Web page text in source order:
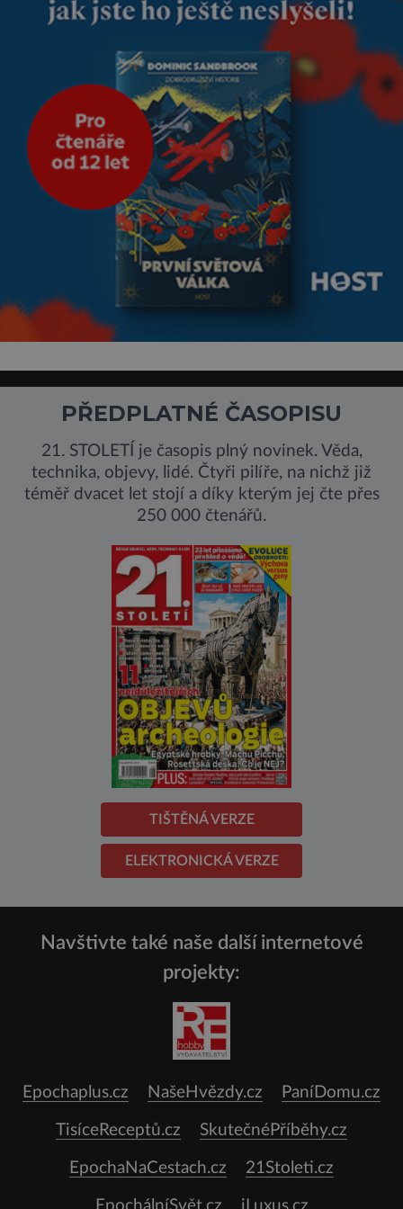
nesmírně dobře zachovalá,
přičítají odborníci zdejším
klimatickým podmínkám.
Sucho, prosolené písky a
extrémně
PŘEDPLATNÉ ČASOPISU
21. STOLETÍ je časopis plný novinek. Věda,
technika, objevy, lidé. Čtyři pilíře, na nichž již
téměř dvacet let stojí a díky kterým jej čte přes
250 000 čtenářů.
TIŠTĚNÁ VERZE
ELEKTRONICKÁ VERZE
Navštivte také naše další internetové
projekty:
Epochaplus.cz NašeHvězdy.cz PaníDomu.cz
TisíceReceptů.cz SkutečnéPříběhy.cz
EpochaNaCestach.cz 21Stoleti.cz